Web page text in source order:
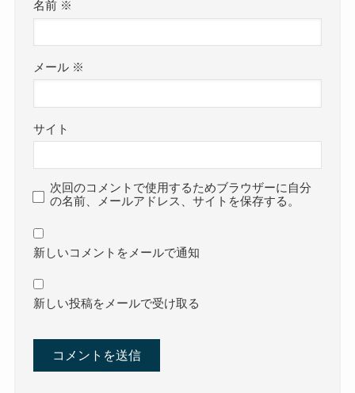
名前 ※
メール ※
サイト
次回のコメントで使用するためブラウザーに自分
の名前、メールアドレス、サイトを保存する。
新しいコメントをメールで通知
新しい投稿をメールで受け取る